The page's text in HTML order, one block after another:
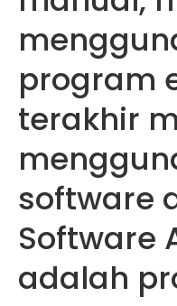
program
terakhir
software
Software
adalah